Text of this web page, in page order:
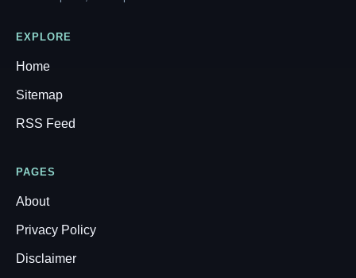
EXPLORE
Home
Sitemap
RSS Feed
PAGES
About
Privacy Policy
Disclaimer